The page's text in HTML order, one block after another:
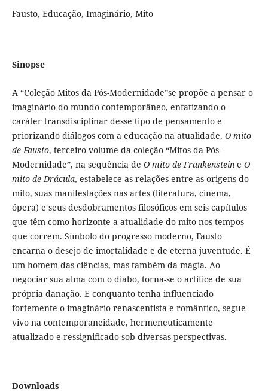
Fausto, Educação, Imaginário, Mito
Sinopse
A “Coleção Mitos da Pós-Modernidade”se propõe a pensar o
imaginário do mundo contemporâneo, enfatizando o
caráter transdisciplinar desse tipo de pensamento e
priorizando diálogos com a educação na atualidade. O mito
de Fausto, terceiro volume da coleção “Mitos da Pós-
Modernidade”, na sequência de O mito de Frankensteine O
mito de Drácula, estabelece as relações entre as origens do
mito, suas manifestações nas artes (literatura, cinema,
ópera) e seus desdobramentos filosóficos em seis capítulos
que têm como horizonte a atualidade do mito nos tempos
que correm. Símbolo do progresso moderno, Fausto
encarna o desejo de imortalidade e de eterna juventude. É
um homem das ciências, mas também da magia. Ao
negociar sua alma com o diabo, torna-se o artífice de sua
própria danação. E conquanto tenha influenciado
fortemente o imaginário renascentista e romântico, segue
vivo na contemporaneidade, hermeneuticamente
atualizado e ressignificado sob diversas perspectivas.
Downloads